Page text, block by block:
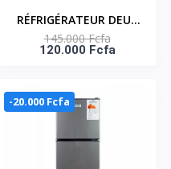
RÉFRIGÉRATEUR DEUX
PORTES– AVEC CLE-
202 LITRES – NASF2-
145.000 Fcfa
120.000 Fcfa
-20.000 Fcfa